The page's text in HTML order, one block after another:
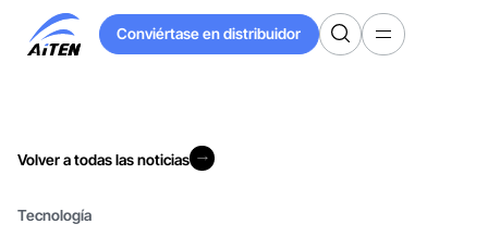
contenido
Conviértase en distribuidor
Conviértase en distribuidor
Volver a todas las noticias
Tecnología